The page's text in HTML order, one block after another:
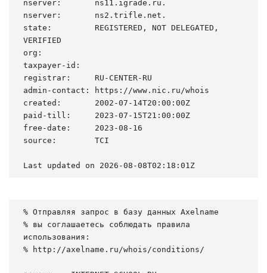
nserver:       ns11.igrade.ru.
nserver:       ns2.trifle.net.
state:         REGISTERED, NOT DELEGATED,
VERIFIED
org:
taxpayer-id:
registrar:     RU-CENTER-RU
admin-contact: https://www.nic.ru/whois
created:       2002-07-14T20:00:00Z
paid-till:     2023-07-15T21:00:00Z
free-date:     2023-08-16
source:        TCI
Last updated on 2026-08-08T02:18:01Z
% Отправляя запрос в базу данных Axelname
% вы соглашаетесь соблюдать правила
использования:
% http://axelname.ru/whois/conditions/